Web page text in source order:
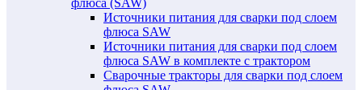
Источники питания для сварки под слоем
флюса SAW
Источники питания для сварки под слоем
флюса SAW в комплекте с трактором
Сварочные тракторы для сварки под слоем